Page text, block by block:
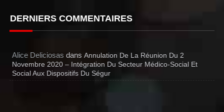
DERNIERS COMMENTAIRES
Alice Deliciosas dansAnnulation De La Réunion Du 2
Novembre 2020 – Intégration Du Secteur Médico-Social Et
Social Aux Dispositifs Du Ségur